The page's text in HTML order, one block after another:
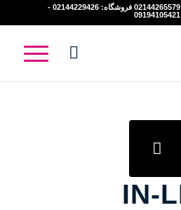
کارگاه:02155280986 دفتر:02144265579 فروشگاه: 02144229426 -
09194105421